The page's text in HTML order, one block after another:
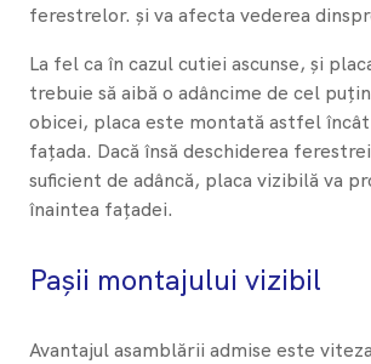
ferestrelor. și va afecta vederea
La fel ca în cazul cutiei ascunse, și
trebuie să aibă o adâncime de cel
obicei, placa este montată astfel încât
fațada. Dacă însă deschiderea
suficient de adâncă, placa vizibilă va
înaintea fațadei.
Pașii montajului vizibil
Avantajul asamblării admise este